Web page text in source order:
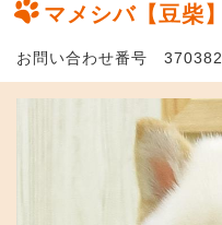
マメシバ【豆柴】
お問い合わせ番号 370382